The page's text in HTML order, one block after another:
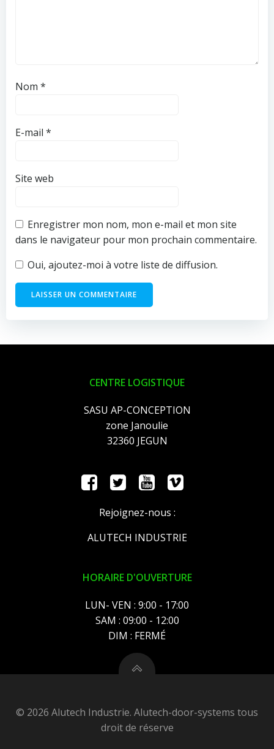
Nom *
E-mail *
Site web
Enregistrer mon nom, mon e-mail et mon site
dans le navigateur pour mon prochain commentaire.
Oui, ajoutez-moi à votre liste de diffusion.
CENTRE LOGISTIQUE
SASU AP-CONCEPTION
zone Janoulie
32360 JEGUN
Rejoignez-nous :
ALUTECH INDUSTRIE
HORAIRE D'OUVERTURE
LUN- VEN : 9:00 - 17:00
SAM : 09:00 - 12:00
DIM : FERMÉ
© 2026 Alutech Industrie. Alutech-door-systems tous
droit de réserve